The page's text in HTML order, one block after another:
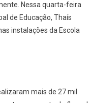
Nessa quarta-feira
de Educação, Thaís
instalações da Escola
mais de 27 mil